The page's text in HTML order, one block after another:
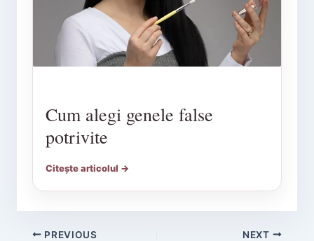
Cum alegi genele false
potrivite
Citește articolul →
PREVIOUS NEXT